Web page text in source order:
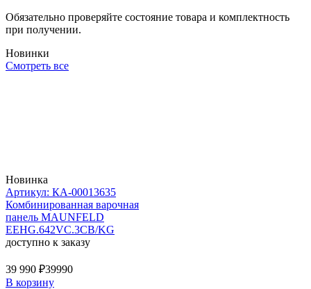
Обязательно проверяйте состояние товара и комплектность
при получении.
Новинки
Смотреть все
Новинка
Артикул: КА-00013635
Комбинированная варочная
панель MAUNFELD
EEHG.642VC.3CB/KG
доступно к заказу
39 990 ₽39990
В корзину